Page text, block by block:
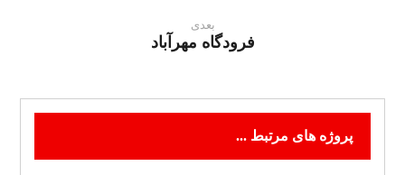
بعدی
فرودگاه مهرآباد
پروژه های مرتبط ...